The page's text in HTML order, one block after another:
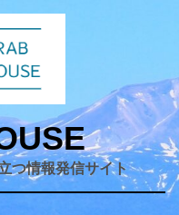
つ情報発信サイト